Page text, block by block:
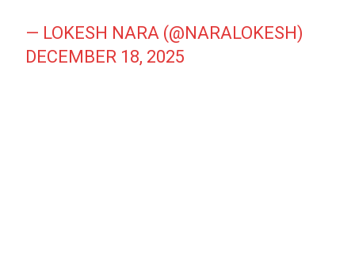
— LOKESH NARA (@NARALOKESH)
DECEMBER 18, 2025